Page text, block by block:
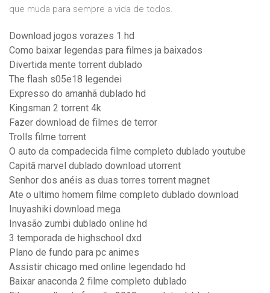
que muda para sempre a vida de todos.
Download jogos vorazes 1 hd
Como baixar legendas para filmes ja baixados
Divertida mente torrent dublado
The flash s05e18 legendei
Expresso do amanhã dublado hd
Kingsman 2 torrent 4k
Fazer download de filmes de terror
Trolls filme torrent
O auto da compadecida filme completo dublado youtube
Capitã marvel dublado download utorrent
Senhor dos anéis as duas torres torrent magnet
Ate o ultimo homem filme completo dublado download
Inuyashiki download mega
Invasão zumbi dublado online hd
3 temporada de highschool dxd
Plano de fundo para pc animes
Assistir chicago med online legendado hd
Baixar anaconda 2 filme completo dublado